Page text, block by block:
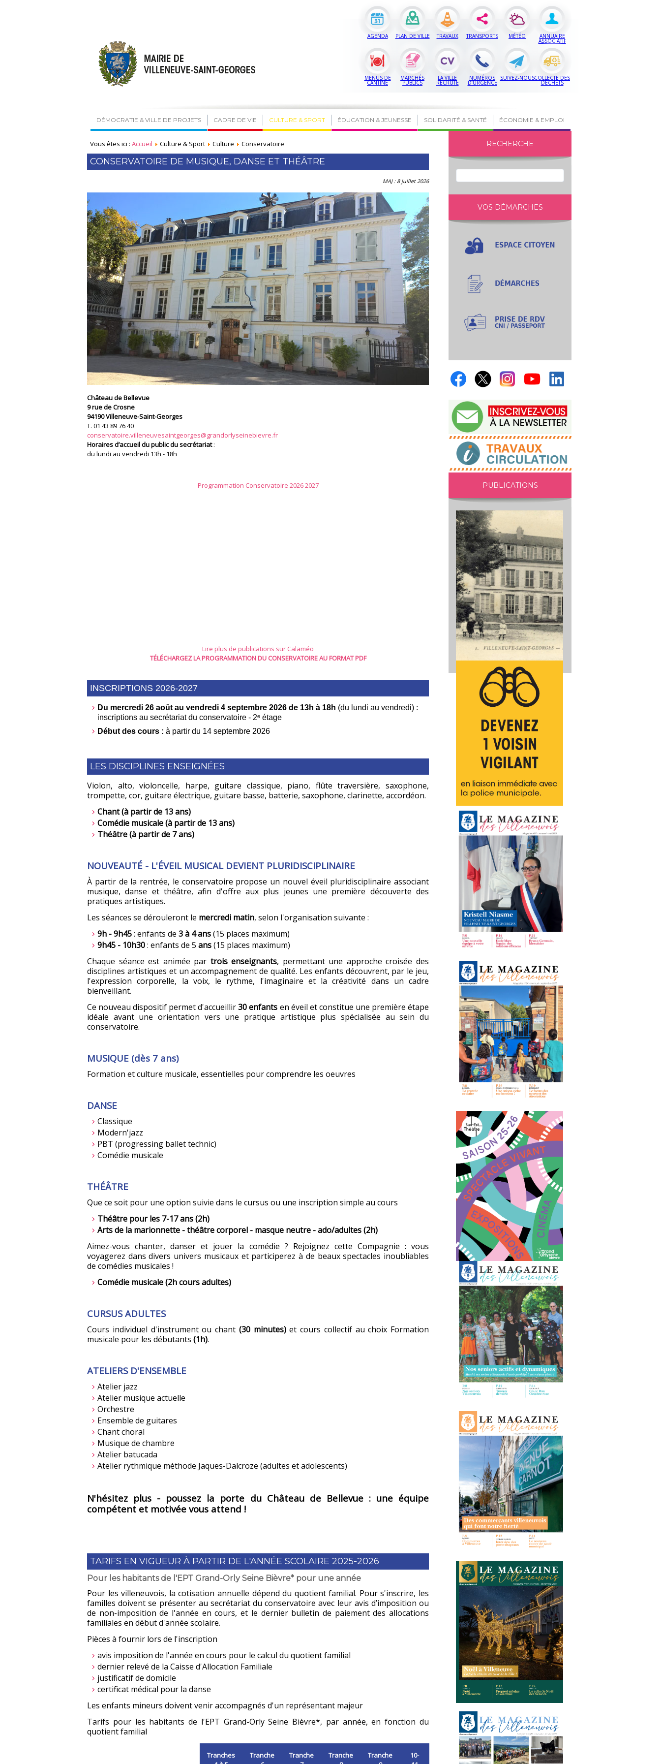
AGENDA PLAN DE VILLE TRAVAUX TRANSPORTS MÉTÉO ANNUAIRE
ASSOCIATIF
MENUS DE
CANTINE
MARCHÉS
PUBLICS
LA VILLE
RECRUTE
NUMÉROS
D’URGENCE
SUIVEZ-NOUSCOLLECTE DES
DÉCHETS
DÉMOCRATIE & VILLE DE PROJETS CADRE DE VIE CULTURE & SPORT ÉDUCATION & JEUNESSE SOLIDARITÉ & SANTÉ ÉCONOMIE & EMPLOI
Vous êtes ici : Accueil Culture & Sport Culture Conservatoire
CONSERVATOIRE DE MUSIQUE, DANSE ET THÉÂTRE
MAJ : 8 juillet 2026
Château de Bellevue
9 rue de Crosne
94190 Villeneuve-Saint-Georges
T. 01 43 89 76 40
conservatoire.villeneuvesaintgeorges@grandorlyseinebievre.fr
Horaires d’accueil du public du secrétariat:
du lundi au vendredi 13h - 18h
Programmation Conservatoire 2026 2027
Lire plus de publications sur Calaméo
TÉLÉCHARGEZ LA PROGRAMMATION DU CONSERVATOIRE AU FORMAT PDF
INSCRIPTIONS 2026-2027
Du mercredi 26 août au vendredi 4 septembre 2026 de 13h à 18h (du lundi au vendredi) :
inscriptions au secrétariat du conservatoire - 2ᵉ étage
Début des cours : à partir du 14 septembre 2026
LES DISCIPLINES ENSEIGNÉES
Violon, alto, violoncelle, harpe, guitare classique, piano, flûte traversière, saxophone,
trompette, cor, guitare électrique, guitare basse, batterie, saxophone, clarinette, accordéon.
Chant (à partir de 13 ans)
Comédie musicale (à partir de 13 ans)
Théâtre (à partir de 7 ans)
NOUVEAUTÉ - L'ÉVEIL MUSICAL DEVIENT PLURIDISCIPLINAIRE
À partir de la rentrée, le conservatoire propose un nouvel éveil pluridisciplinaire associant
musique, danse et théâtre, afin d'offre aux plus jeunes une première découverte des
pratiques artistiques.
Les séances se dérouleront le mercredi matin, selon l'organisation suivante :
9h - 9h45: enfants de 3 à 4 ans(15 places maximum)
9h45 - 10h30: enfants de 5 ans(15 places maximum)
Chaque séance est animée par trois enseignants, permettant une approche croisée des
disciplines artistiques et un accompagnement de qualité. Les enfants découvrent, par le jeu,
l'expression corporelle, la voix, le rythme, l'imaginaire et la créativité dans un cadre
bienveillant.
Ce nouveau dispositif permet d'accueillir30 enfants en éveil et constitue une première étape
idéale avant une orientation vers une pratique artistique plus spécialisée au sein du
conservatoire.
MUSIQUE (dès 7 ans)
Formation et culture musicale, essentielles pour comprendre les oeuvres
DANSE
Classique
Modern'jazz
PBT (progressing ballet technic)
Comédie musicale
THÉÂTRE
Que ce soit pour une option suivie dans le cursus ou une inscription simple au cours
Théâtre pour les 7-17 ans (2h)
Arts de la marionnette - théâtre corporel - masque neutre - ado/adultes (2h)
Aimez-vous chanter, danser et jouer la comédie ? Rejoignez cette Compagnie : vous
voyagerez dans divers univers musicaux et participerez à de beaux spectacles inoubliables
de comédies musicales !
Comédie musicale (2h cours adultes)
CURSUS ADULTES
Cours individuel d'instrument ou chant (30 minutes)et cours collectif au choix Formation
musicale pour les débutants (1h).
ATELIERS D'ENSEMBLE
Atelier jazz
Atelier musique actuelle
Orchestre
Ensemble de guitares
Chant choral
Musique de chambre
Atelier batucada
Atelier rythmique méthode Jaques-Dalcroze (adultes et adolescents)
N'hésitez plus - poussez la porte du Château de Bellevue : une équipe
compétent et motivée vous attend !
TARIFS EN VIGUEUR À PARTIR DE L'ANNÉE SCOLAIRE 2025-2026
Pour les habitants de l'EPT Grand-Orly Seine Bièvre* pour une année
Pour les villeneuvois, la cotisation annuelle dépend du quotient familial. Pour s'inscrire, les
familles doivent se présenter au secrétariat du conservatoire avec leur avis d’imposition ou
de non-imposition de l'année en cours, et le dernier bulletin de paiement des allocations
familiales en début d'année scolaire.
Pièces à fournir lors de l'inscription
avis imposition de l'année en cours pour le calcul du quotient familial
dernier relevé de la Caisse d'Allocation Familiale
justificatif de domicile
certificat médical pour la danse
Les enfants mineurs doivent venir accompagnés d'un représentant majeur
Tarifs pour les habitants de l'EPT Grand-Orly Seine Bièvre*, par année, en fonction du
quotient familial
Tranches
Tranche
Tranche
Tranche
Tranche
10-
RECHERCHE
VOS DÉMARCHES
PUBLICATIONS